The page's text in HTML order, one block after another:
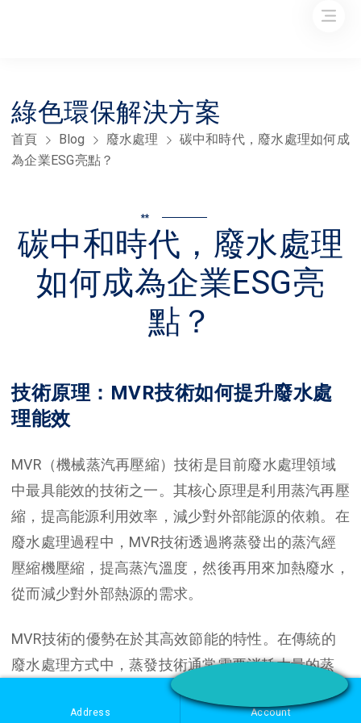
Address Account
綠色環保解決方案
首頁 Blog 廢水處理
碳中和時代，廢水處理如何成
為企業ESG亮點？
**
碳中和時代，廢水處理
如何成為企業ESG亮
點？
技術原理：MVR技術如何提升廢水處
理能效
MVR（機械蒸汽再壓縮）技術是目前廢水處理領域
中最具能效的技術之一。其核心原理是利用蒸汽再壓
縮，提高能源利用效率，減少對外部能源的依賴。在
廢水處理過程中，MVR技術透過將蒸發出的蒸汽經
壓縮機壓縮，提高蒸汽溫度，然後再用來加熱廢水，
從而減少對外部熱源的需求。
MVR技術的優勢在於其高效節能的特性。在傳統的
廢水處理方式中，蒸發技術通常需要消耗大量的蒸
汽，而MVR技術則可以回收並再利用蒸發出的蒸
汽，大幅降低能耗。這不僅提升了廢水處理的經濟效